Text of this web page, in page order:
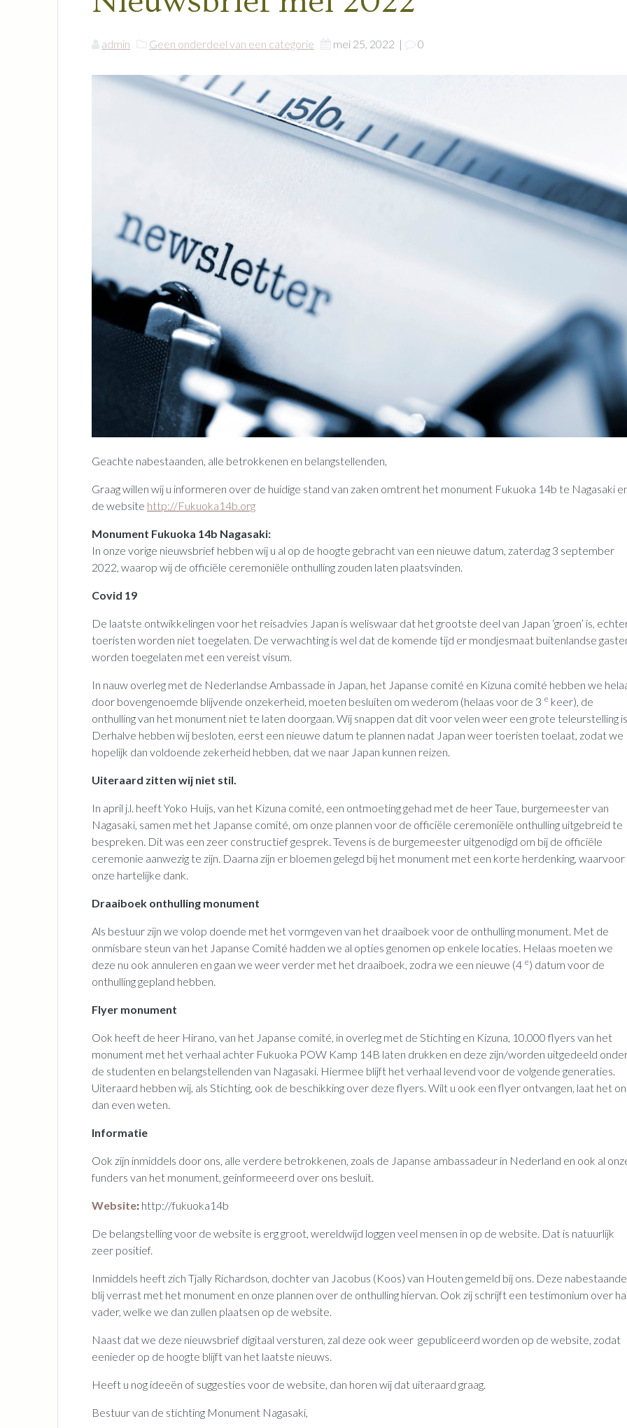
admin Geen onderdeel van een categorie mei 25, 2022 | 0
Geachte nabestaanden, alle betrokkenen en belangstellenden,
Graag willen wij u informeren over de huidige stand van zaken omtrent het monument Fukuoka 14b te Nagasaki
de website http://Fukuoka14b.org
Monument Fukuoka 14b Nagasaki:
In onze vorige nieuwsbrief hebben wij u al op de hoogte gebracht van een nieuwe datum, zaterdag 3 september
2022, waarop wij de officiële ceremoniële onthulling zouden laten plaatsvinden.
Covid 19
De laatste ontwikkelingen voor het reisadvies Japan is weliswaar dat het grootste deel van Japan ‘groen’ is,
toeristen worden niet toegelaten. De verwachting is wel dat de komende tijd er mondjesmaat buitenlandse
worden toegelaten met een vereist visum.
In nauw overleg met de Nederlandse Ambassade in Japan, het Japanse comité en Kizuna comité hebben we
door bovengenoemde blijvende onzekerheid, moeten besluiten om wederom (helaas voor de 3 e keer), de
onthulling van het monument niet te laten doorgaan. Wij snappen dat dit voor velen weer een grote teleurstelling
Derhalve hebben wij besloten, eerst een nieuwe datum te plannen nadat Japan weer toeristen toelaat, zodat we
hopelijk dan voldoende zekerheid hebben, dat we naar Japan kunnen reizen.
Uiteraard zitten wij niet stil.
In april j.l. heeft Yoko Huijs, van het Kizuna comité, een ontmoeting gehad met de heer Taue, burgemeester van
Nagasaki, samen met het Japanse comité, om onze plannen voor de officiële ceremoniële onthulling uitgebreid te
bespreken. Dit was een zeer constructief gesprek. Tevens is de burgemeester uitgenodigd om bij de officiële
ceremonie aanwezig te zijn. Daarna zijn er bloemen gelegd bij het monument met een korte herdenking, waarvoor
onze hartelijke dank.
Draaiboek onthulling monument
Als bestuur zijn we volop doende met het vormgeven van het draaiboek voor de onthulling monument. Met de
onmisbare steun van het Japanse Comité hadden we al opties genomen op enkele locaties. Helaas moeten we
deze nu ook annuleren en gaan we weer verder met het draaiboek, zodra we een nieuwe (4 e) datum voor de
onthulling gepland hebben.
Flyer monument
Ook heeft de heer Hirano, van het Japanse comité, in overleg met de Stichting en Kizuna, 10.000 flyers van het
monument met het verhaal achter Fukuoka POW Kamp 14B laten drukken en deze zijn/worden uitgedeeld
de studenten en belangstellenden van Nagasaki. Hiermee blijft het verhaal levend voor de volgende generaties.
Uiteraard hebben wij, als Stichting, ook de beschikking over deze flyers. Wilt u ook een flyer ontvangen, laat het
dan even weten.
Informatie
Ook zijn inmiddels door ons, alle verdere betrokkenen, zoals de Japanse ambassadeur in Nederland en ook al
funders van het monument, geinformeeerd over ons besluit.
Website: http://fukuoka14b
De belangstelling voor de website is erg groot, wereldwijd loggen veel mensen in op de website. Dat is natuurlijk
zeer positief.
Inmiddels heeft zich Tjally Richardson, dochter van Jacobus (Koos) van Houten gemeld bij ons. Deze
blij verrast met het monument en onze plannen over de onthulling hiervan. Ook zij schrijft een testimonium over
vader, welke we dan zullen plaatsen op de website.
Naast dat we deze nieuwsbrief digitaal versturen, zal deze ook weer gepubliceerd worden op de website, zodat
eenieder op de hoogte blijft van het laatste nieuws.
Heeft u nog ideeën of suggesties voor de website, dan horen wij dat uiteraard graag.
Bestuur van de stichting Monument Nagasaki,